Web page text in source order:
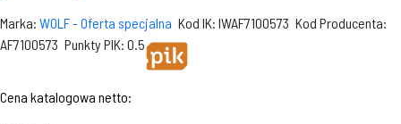
Marka: WOLF - Oferta specjalna Kod IK: IWAF7100573 Kod Producenta:
AF7100573 Punkty PIK: 0.5
Cena katalogowa netto: